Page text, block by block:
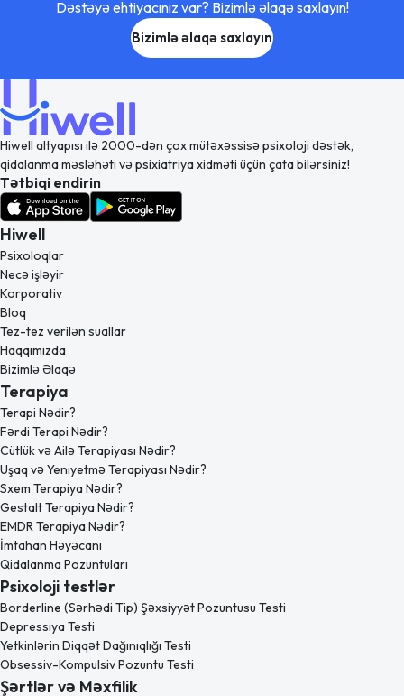
Dəstəyə ehtiyacınız var? Bizimlə əlaqə saxlayın!
Bizimlə əlaqə saxlayın
Hiwell altyapısı ilə 2000-dən çox mütəxəssisə psixoloji dəstək,
qidalanma məsləhəti və psixiatriya xidməti üçün çata bilərsiniz!
Tətbiqi endirin
Hiwell
Psixoloqlar
Necə işləyir
Korporativ
Bloq
Tez-tez verilən suallar
Haqqımızda
Bizimlə Əlaqə
Terapiya
Terapi Nədir?
Fərdi Terapi Nədir?
Cütlük və Ailə Terapiyası Nədir?
Uşaq və Yeniyetmə Terapiyası Nədir?
Sxem Terapiya Nədir?
Gestalt Terapiya Nədir?
EMDR Terapiya Nədir?
İmtahan Həyəcanı
Qidalanma Pozuntuları
Psixoloji testlər
Borderline (Sərhədi Tip) Şəxsiyyət Pozuntusu Testi
Depressiya Testi
Yetkinlərin Diqqət Dağınıqlığı Testi
Obsessiv-Kompulsiv Pozuntu Testi
Şərtlər və Məxfilik